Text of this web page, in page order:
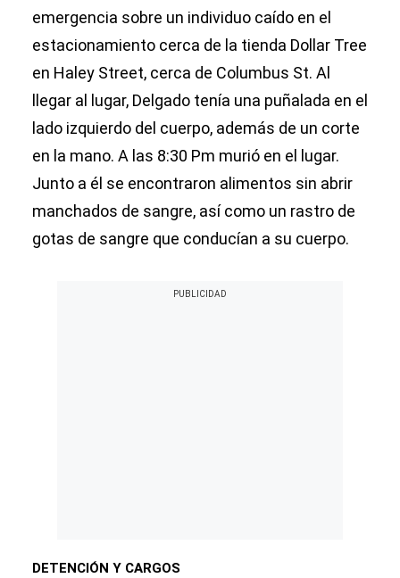
emergencia sobre un individuo caído en el
estacionamiento cerca de la tienda Dollar Tree
en Haley Street, cerca de Columbus St. Al
llegar al lugar, Delgado tenía una puñalada en el
lado izquierdo del cuerpo, además de un corte
en la mano. A las 8:30 Pm murió en el lugar.
Junto a él se encontraron alimentos sin abrir
manchados de sangre, así como un rastro de
gotas de sangre que conducían a su cuerpo.
DETENCIÓN Y CARGOS